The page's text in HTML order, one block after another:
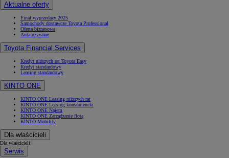
Aktualne oferty
Finał wyprzedaży 2025
Samochody dostawcze Toyota Professional
Oferta biznesowa
Auta używane
Toyota Financial Services
Kredyt niższych rat Toyota Easy
Kredyt standardowy
Leasing standardowy
KINTO ONE
KINTO ONE Leasing niższych rat
KINTO ONE Leasing konsumencki
KINTO ONE Najem
KINTO ONE Zarządzanie flotą
KINTO Mobility
Dla właścicieli
Dla właścicieli
Serwis